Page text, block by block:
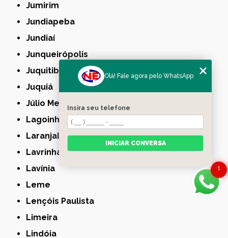
Jumirim
Jundiapeba
Jundiaí
Junqueirópolis
Juquitiba
Juquiá
Júlio Mesquita
Lagoinha
Laranjal Paulista
Lavrinhas
Lavínia
Leme
Lençóis Paulista
Limeira
Lindóia
1
Olá! Fale agora pelo WhatsApp
Insira seu telefone
INICIAR CONVERSA